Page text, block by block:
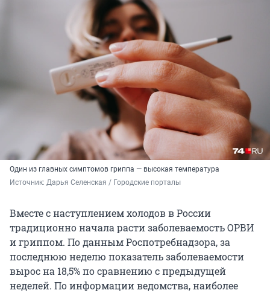
Один из главных симптомов гриппа — высокая температура
Источник: Дарья Селенская / Городские порталы
Вместе с наступлением холодов в России
традиционно начала расти заболеваемость ОРВИ
и гриппом. По данным Роспотребнадзора, за
последнюю неделю показатель заболеваемости
вырос на 18,5% по сравнению с предыдущей
неделей. По информации ведомства, наиболее